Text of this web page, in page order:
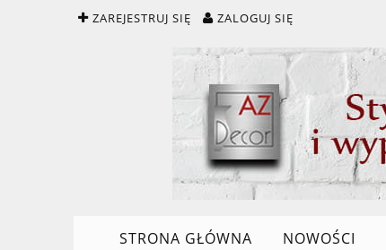
ZAREJESTRUJ SIĘ ZALOGUJ SIĘ
STRONA GŁÓWNA NOWOŚCI